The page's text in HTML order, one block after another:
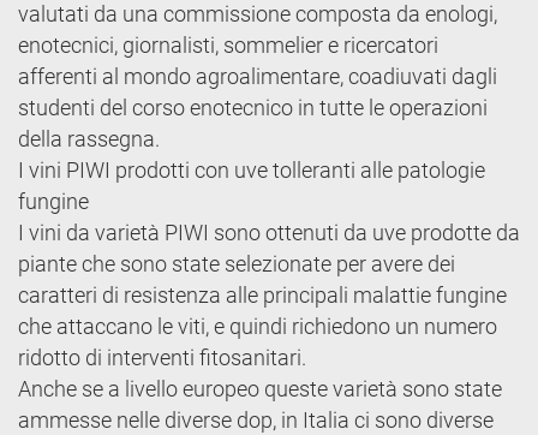
valutati da una commissione composta da enologi,
enotecnici, giornalisti, sommelier e ricercatori
afferenti al mondo agroalimentare, coadiuvati dagli
studenti del corso enotecnico in tutte le operazioni
della rassegna.
I vini PIWI prodotti con uve tolleranti alle patologie
fungine
I vini da varietà PIWI sono ottenuti da uve prodotte da
piante che sono state selezionate per avere dei
caratteri di resistenza alle principali malattie fungine
che attaccano le viti, e quindi richiedono un numero
ridotto di interventi fitosanitari.
Anche se a livello europeo queste varietà sono state
ammesse nelle diverse dop, in Italia ci sono diverse